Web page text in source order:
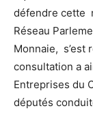
défendre cette
Réseau
Monnaie, s’est
consultation a
Entreprises du
députés